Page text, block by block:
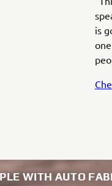
is
WITH AUTO